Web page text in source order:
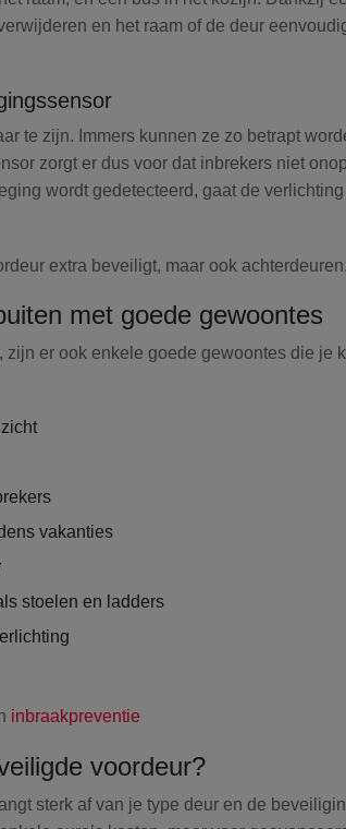
en het raam of de deur
te zijn. Immers kunnen ze zo betrapt
zorgt er dus voor dat inbrekers niet
wordt gedetecteerd, gaat de
extra beveiligt, maar ook achterdeuren.
met goede gewoontes
er ook enkele goede gewoontes die je
vakanties
stoelen en ladders
inbraakpreventie
voordeur?
sterk af van je type deur en de